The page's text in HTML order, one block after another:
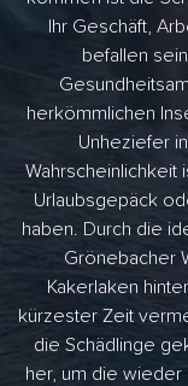
Ihr Geschäft,
befallen
herkömmlichen
Unheziefer
Wahrscheinlichkeit
Urlaubsgepäck
haben. Durch die
Grönebacher
Kakerlaken
kürzester Zeit
die Schädlinge
her, um die wieder